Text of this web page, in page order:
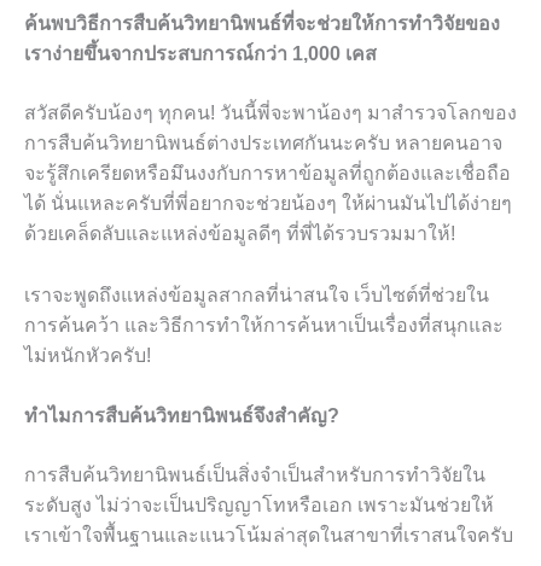
ค้นพบวิธีการสืบค้นวิทยานิพนธ์ที่จะช่วยให้การทำวิจัยของ
เราง่ายขึ้นจากประสบการณ์กว่า 1,000 เคส
สวัสดีครับน้องๆ ทุกคน! วันนี้พี่จะพาน้องๆ มาสำรวจโลกของ
การสืบค้นวิทยานิพนธ์ต่างประเทศกันนะครับ หลายคนอาจ
จะรู้สึกเครียดหรือมึนงงกับการหาข้อมูลที่ถูกต้องและเชื่อถือ
ได้ นั่นแหละครับที่พี่อยากจะช่วยน้องๆ ให้ผ่านมันไปได้ง่ายๆ
ด้วยเคล็ดลับและแหล่งข้อมูลดีๆ ที่พี่ได้รวบรวมมาให้!
เราจะพูดถึงแหล่งข้อมูลสากลที่น่าสนใจ เว็บไซต์ที่ช่วยใน
การค้นคว้า และวิธีการทำให้การค้นหาเป็นเรื่องที่สนุกและ
ไม่หนักหัวครับ!
ทำไมการสืบค้นวิทยานิพนธ์จึงสำคัญ?
การสืบค้นวิทยานิพนธ์เป็นสิ่งจำเป็นสำหรับการทำวิจัยใน
ระดับสูง ไม่ว่าจะเป็นปริญญาโทหรือเอก เพราะมันช่วยให้
เราเข้าใจพื้นฐานและแนวโน้มล่าสุดในสาขาที่เราสนใจครับ